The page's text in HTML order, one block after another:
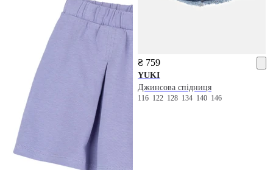
₴ 759
YUKI
Джинсова спідниця
116 122 128 134 140 146